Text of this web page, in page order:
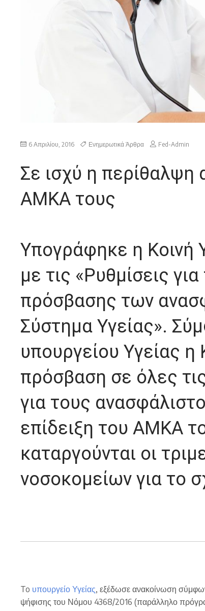
6 Απριλίου, 2016 Ενημερωτικά Άρθρα Fed-Admin
Σε ισχύ η περίθαλψη
ΑΜΚΑ τους
Υπογράφηκε η Κοινή
με τις «Ρυθμίσεις
πρόσβασης των
Σύστημα Υγείας».
υπουργείου Υγείας
πρόσβαση σε όλες
για τους
επίδειξη του ΑΜΚΑ
καταργούνται οι
νοσοκομείων για το
To υπουργείο Υγείας, εξέδωσε ανακοίνωση
ψήφισης του Νόμου 4368/2016 (παράλληλο